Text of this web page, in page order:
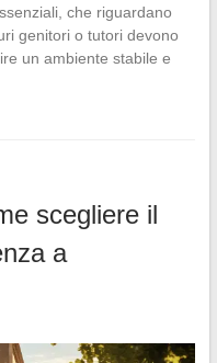
che riguardano
genitori o tutori devono
un ambiente stabile e
scegliere il
a